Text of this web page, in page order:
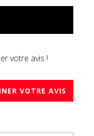
votre avis !
VOTRE AVIS